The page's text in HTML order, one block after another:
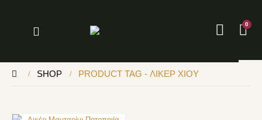
0
SHOP PRODUCT TAG - ΛΙΚΕΡ ΧΙΟΥ